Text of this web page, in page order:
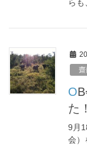
らも
OB会でアドバイスをいただきまし
た！
9月
会）